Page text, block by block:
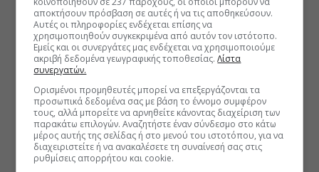
αποκτήσουν πρόσβαση σε αυτές ή να τις αποθηκεύσουν.
Αυτές οι πληροφορίες ενδέχεται επίσης να
χρησιμοποιηθούν συγκεκριμένα από αυτόν τον ιστότοπο.
Εμείς και οι συνεργάτες μας ενδέχεται να χρησιμοποιούμε
ακριβή δεδομένα γεωγραφικής τοποθεσίας.Λίστα
συνεργατών.
Ορισμένοι προμηθευτές μπορεί να επεξεργάζονται τα
προσωπικά δεδομένα σας με βάση το έννομο συμφέρον
τους, αλλά μπορείτε να αρνηθείτε κάνοντας διαχείριση των
παρακάτω επιλογών. Αναζητήστε έναν σύνδεσμο στο κάτω
μέρος αυτής της σελίδας ή στο μενού του ιστοτόπου, για να
διαχειριστείτε ή να ανακαλέσετε τη συναίνεσή σας στις
ρυθμίσεις απορρήτου και cookie.